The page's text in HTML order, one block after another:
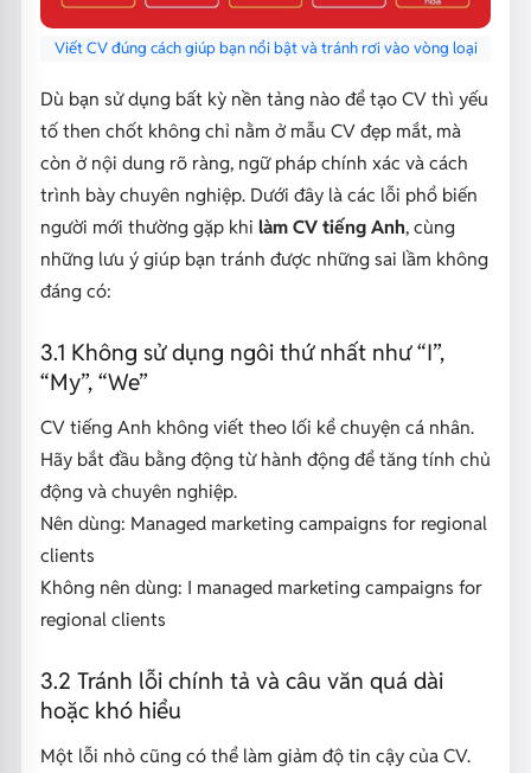
Viết CV đúng cách giúp bạn nổi bật và tránh rơi vào vòng loại
Dù bạn sử dụng bất kỳ nền tảng nào để tạo CV thì yếu
tố then chốt không chỉ nằm ở mẫu CV đẹp mắt, mà
còn ở nội dung rõ ràng, ngữ pháp chính xác và cách
trình bày chuyên nghiệp. Dưới đây là các lỗi phổ biến
người mới thường gặp khi làm CV tiếng Anh, cùng
những lưu ý giúp bạn tránh được những sai lầm không
đáng có:
3.1 Không sử dụng ngôi thứ nhất như “I”,
“My”, “We”
CV tiếng Anh không viết theo lối kể chuyện cá nhân.
Hãy bắt đầu bằng động từ hành động để tăng tính chủ
động và chuyên nghiệp.
Nên dùng: Managed marketing campaigns for regional
clients
Không nên dùng: I managed marketing campaigns for
regional clients
3.2 Tránh lỗi chính tả và câu văn quá dài
hoặc khó hiểu
Một lỗi nhỏ cũng có thể làm giảm độ tin cậy của CV.